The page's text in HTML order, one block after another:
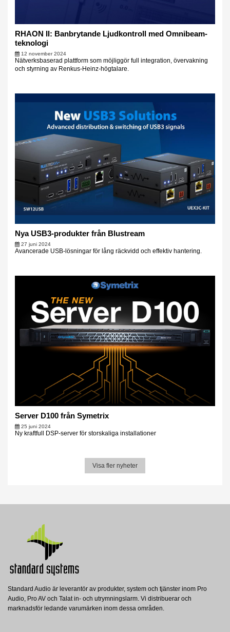
RHAON II: Banbrytande Ljudkontroll med Omnibeam-
teknologi
12 november 2024
Nätverksbaserad plattform som möjliggör full integration, övervakning
och styrning av Renkus-Heinz-högtalare.
Nya USB3-produkter från Blustream
27 juni 2024
Avancerade USB-lösningar för lång räckvidd och effektiv hantering.
Server D100 från Symetrix
25 juni 2024
Ny kraftfull DSP-server för storskaliga installationer
Visa fler nyheter
Standard Audio är leverantör av produkter, system och tjänster inom Pro
Audio, Pro AV och Talat in- och utrymningslarm. Vi distribuerar och
marknadsför ledande varumärken inom dessa områden.